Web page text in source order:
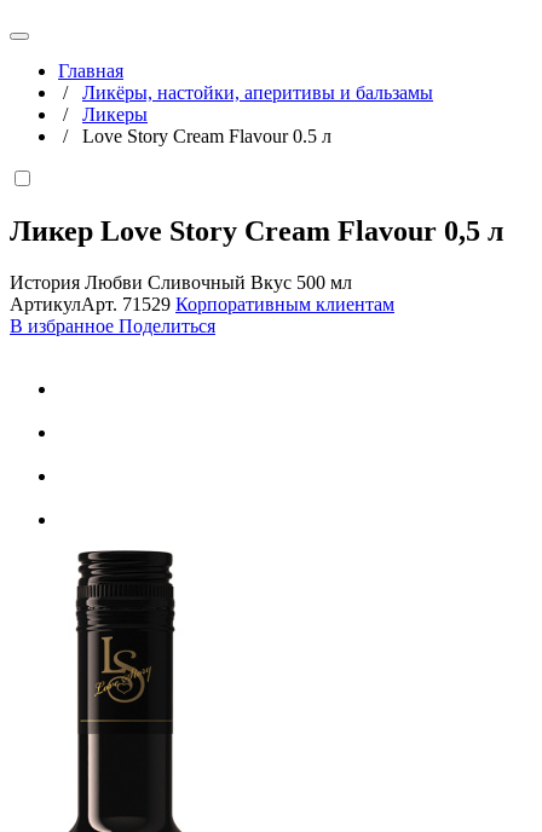
Главная
/ Ликёры, настойки, аперитивы и бальзамы
/ Ликеры
/ Love Story Cream Flavour 0.5 л
Ликер Love Story Cream Flavour 0,5 л
История Любви Сливочный Вкус 500 мл
АртикулАрт. 71529 Корпоративным клиентам
В избранное Поделиться